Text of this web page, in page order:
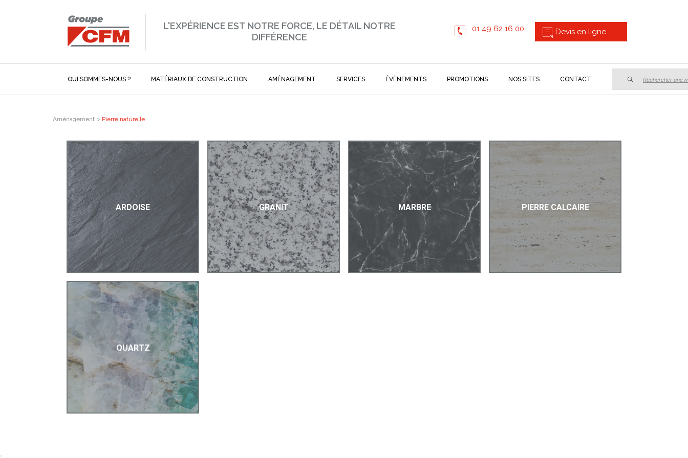
L'EXPÉRIENCE EST NOTRE FORCE, LE DÉTAIL NOTRE
DIFFÉRENCE
01 49 62 16 00 Devis en ligne
QUI SOMMES-NOUS ? MATÉRIAUX DE CONSTRUCTION AMÉNAGEMENT SERVICES ÉVÈNEMENTS PROMOTIONS NOS SITES CONTACT
SEARCH
Aménagement > Pierre naturelle
ARDOISE GRANIT MARBRE PIERRE CALCAIRE
QUARTZ